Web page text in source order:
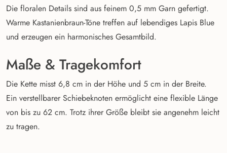
Die floralen Details sind aus feinem 0,5 mm Garn gefertigt.
Warme Kastanienbraun-Töne treffen auf lebendiges Lapis Blue
und erzeugen ein harmonisches Gesamtbild.
Maße & Tragekomfort
Die Kette misst 6,8 cm in der Höhe und 5 cm in der Breite.
Ein verstellbarer Schiebeknoten ermöglicht eine flexible Länge
von bis zu 62 cm. Trotz ihrer Größe bleibt sie angenehm leicht
zu tragen.